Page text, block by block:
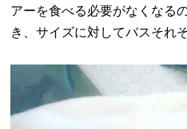
アーを食べる必要がなくなる
き、サイズに対してバスそれ